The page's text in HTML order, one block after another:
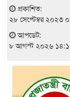
প্রকাশিত:
২৮ সেপ্টেম্বর ২০২৩
আপডেট:
৮ আগস্ট ২০২৬